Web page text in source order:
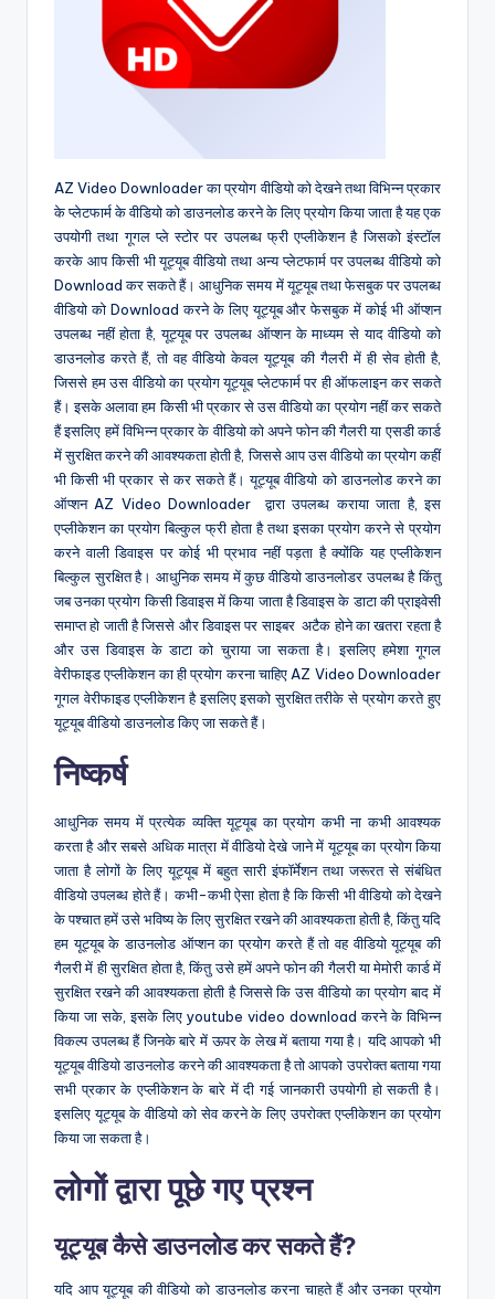
AZ Video Downloader का प्रयोग वीडियो को देखने तथा विभिन्न प्रकार
के प्लेटफार्म के वीडियो को डाउनलोड करने के लिए प्रयोग किया जाता है यह एक
उपयोगी तथा गूगल प्ले स्टोर पर उपलब्ध फ्री एप्लीकेशन है जिसको इंस्टॉल
करके आप किसी भी यूट्यूब वीडियो तथा अन्य प्लेटफार्म पर उपलब्ध वीडियो को
Download कर सकते हैं। आधुनिक समय में यूट्यूब तथा फेसबुक पर उपलब्ध
वीडियो को Download करने के लिए यूट्यूब और फेसबुक में कोई भी ऑप्शन
उपलब्ध नहीं होता है, यूट्यूब पर उपलब्ध ऑप्शन के माध्यम से याद वीडियो को
डाउनलोड करते हैं, तो वह वीडियो केवल यूट्यूब की गैलरी में ही सेव होती है,
जिससे हम उस वीडियो का प्रयोग यूट्यूब प्लेटफार्म पर ही ऑफलाइन कर सकते
हैं। इसके अलावा हम किसी भी प्रकार से उस वीडियो का प्रयोग नहीं कर सकते
हैं इसलिए हमें विभिन्न प्रकार के वीडियो को अपने फोन की गैलरी या एसडी कार्ड
में सुरक्षित करने की आवश्यकता होती है, जिससे आप उस वीडियो का प्रयोग कहीं
भी किसी भी प्रकार से कर सकते हैं। यूट्यूब वीडियो को डाउनलोड करने का
ऑप्शन AZ Video Downloader द्वारा उपलब्ध कराया जाता है, इस
एप्लीकेशन का प्रयोग बिल्कुल फ्री होता है तथा इसका प्रयोग करने से प्रयोग
करने वाली डिवाइस पर कोई भी प्रभाव नहीं पड़ता है क्योंकि यह एप्लीकेशन
बिल्कुल सुरक्षित है। आधुनिक समय में कुछ वीडियो डाउनलोडर उपलब्ध है किंतु
जब उनका प्रयोग किसी डिवाइस में किया जाता है डिवाइस के डाटा की प्राइवेसी
समाप्त हो जाती है जिससे और डिवाइस पर साइबर अटैक होने का खतरा रहता है
और उस डिवाइस के डाटा को चुराया जा सकता है। इसलिए हमेशा गूगल
वेरीफाइड एप्लीकेशन का ही प्रयोग करना चाहिए AZ Video Downloader
गूगल वेरीफाइड एप्लीकेशन है इसलिए इसको सुरक्षित तरीके से प्रयोग करते हुए
यूट्यूब वीडियो डाउनलोड किए जा सकते हैं।
निष्कर्ष
आधुनिक समय में प्रत्येक व्यक्ति यूट्यूब का प्रयोग कभी ना कभी आवश्यक
करता है और सबसे अधिक मात्रा में वीडियो देखे जाने में यूट्यूब का प्रयोग किया
जाता है लोगों के लिए यूट्यूब में बहुत सारी इंफॉर्मेशन तथा जरूरत से संबंधित
वीडियो उपलब्ध होते हैं। कभी-कभी ऐसा होता है कि किसी भी वीडियो को देखने
के पश्चात हमें उसे भविष्य के लिए सुरक्षित रखने की आवश्यकता होती है, किंतु यदि
हम यूट्यूब के डाउनलोड ऑप्शन का प्रयोग करते हैं तो वह वीडियो यूट्यूब की
गैलरी में ही सुरक्षित होता है, किंतु उसे हमें अपने फोन की गैलरी या मेमोरी कार्ड में
सुरक्षित रखने की आवश्यकता होती है जिससे कि उस वीडियो का प्रयोग बाद में
किया जा सके, इसके लिए youtube video download करने के विभिन्न
विकल्प उपलब्ध हैं जिनके बारे में ऊपर के लेख में बताया गया है। यदि आपको भी
यूट्यूब वीडियो डाउनलोड करने की आवश्यकता है तो आपको उपरोक्त बताया गया
सभी प्रकार के एप्लीकेशन के बारे में दी गई जानकारी उपयोगी हो सकती है।
इसलिए यूट्यूब के वीडियो को सेव करने के लिए उपरोक्त एप्लीकेशन का प्रयोग
किया जा सकता है।
लोगों द्वारा पूछे गए प्रश्न
यूट्यूब कैसे डाउनलोड कर सकते हैं?
यदि आप यूट्यूब की वीडियो को डाउनलोड करना चाहते हैं और उनका प्रयोग